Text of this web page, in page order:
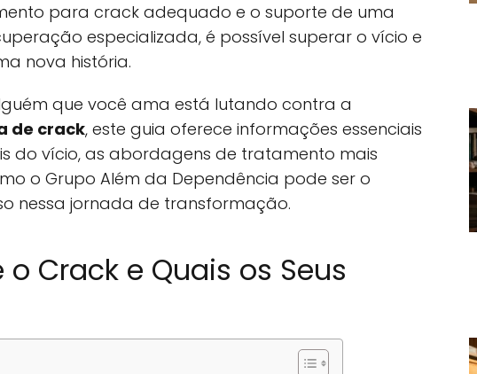
para crack adequado e o suporte de uma
especializada, é possível superar o vício e
nova história.
que você ama está lutando contra a
de crack, este guia oferece informações essenciais
do vício, as abordagens de tratamento mais
o Grupo Além da Dependência pode ser o
nessa jornada de transformação.
o Crack e Quais os Seus